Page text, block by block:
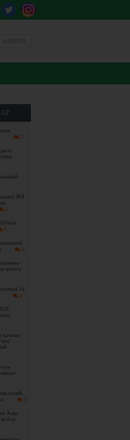
0
ЖЧ
0
0
0
кортга
0
ҳалокат
қилиб,
0
Алан
бор